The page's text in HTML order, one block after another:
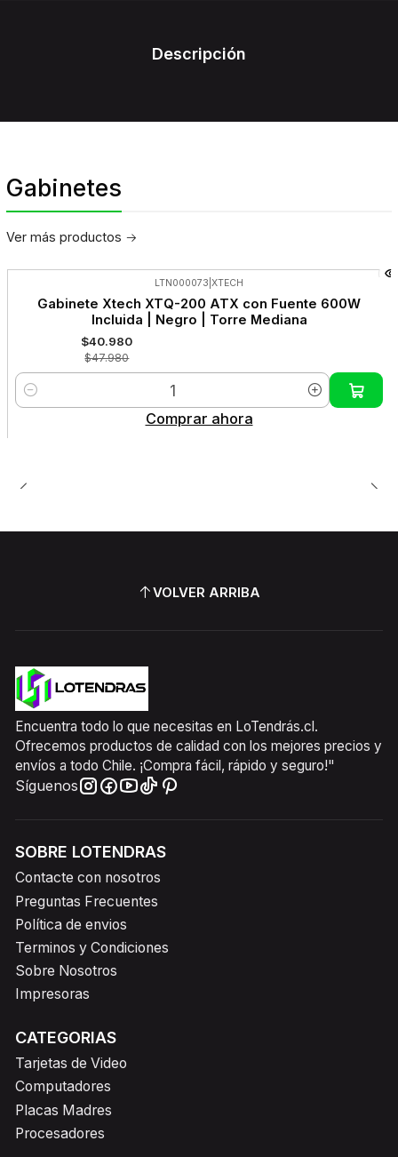
Descripción
Gabinetes
Ver más productos
-15%
OFF
LTN000073 XTECH
Gabinete Xtech XTQ-200 ATX con Fuente 600W
Incluida | Negro | Torre Mediana
$40.980
$47.980
Cantidad
Comprar ahora
VOLVER ARRIBA
Encuentra todo lo que necesitas en LoTendrás.cl.
Ofrecemos productos de calidad con los mejores precios y
envíos a todo Chile. ¡Compra fácil, rápido y seguro!"
Síguenos
SOBRE LOTENDRAS
Contacte con nosotros
Preguntas Frecuentes
Política de envios
Terminos y Condiciones
Sobre Nosotros
Impresoras
CATEGORIAS
Tarjetas de Video
Computadores
Placas Madres
Procesadores